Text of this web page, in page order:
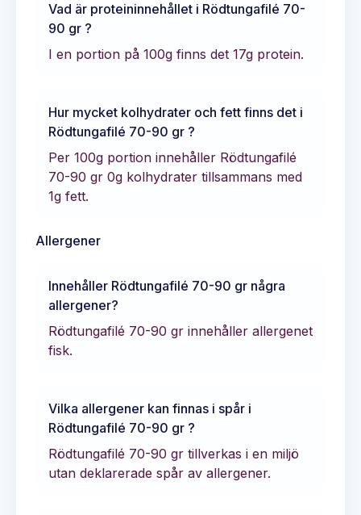
Vad är proteininnehållet i Rödtungafilé 70-
90 gr ?
I en portion på 100g finns det 17g protein.
Hur mycket kolhydrater och fett finns det i
Rödtungafilé 70-90 gr ?
Per 100g portion innehåller Rödtungafilé
70-90 gr 0g kolhydrater tillsammans med
1g fett.
Allergener
Innehåller Rödtungafilé 70-90 gr några
allergener?
Rödtungafilé 70-90 gr innehåller allergenet
fisk.
Vilka allergener kan finnas i spår i
Rödtungafilé 70-90 gr ?
Rödtungafilé 70-90 gr tillverkas i en miljö
utan deklarerade spår av allergener.